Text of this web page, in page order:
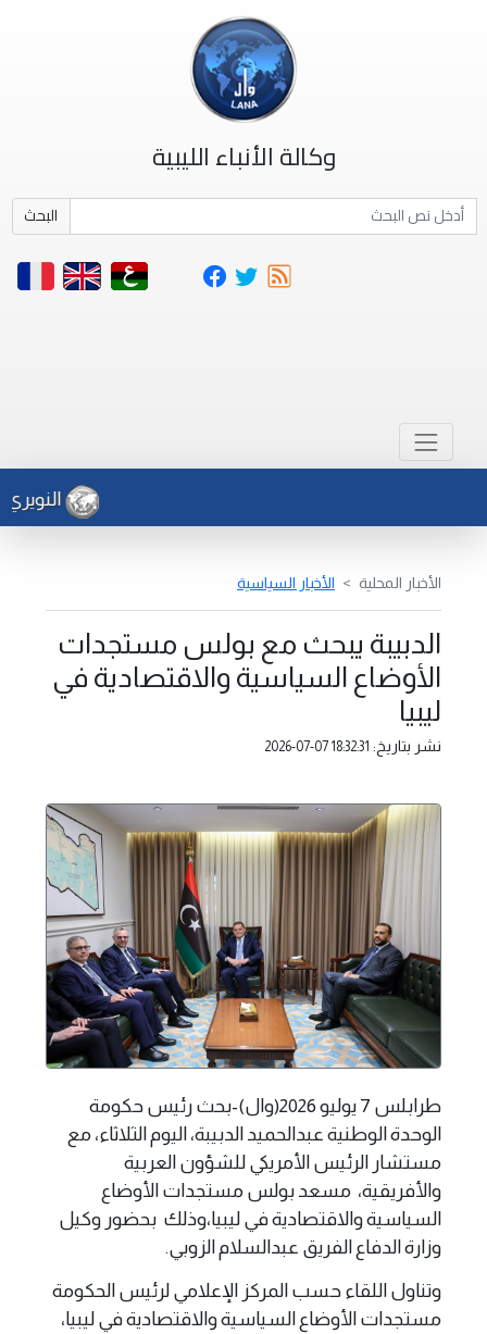
وكالة الأنباء الليبية
البحث
النويري
الأخبار المحلية الأخبار السياسية
الدبيبة يبحث مع بولس مستجدات
الأوضاع السياسية والاقتصادية في
ليبيا
نشر بتاريخ: 2026-07-07 18:32:31
طرابلس 7 يوليو 2026(وال)-بحث رئيس حكومة
الوحدة الوطنية عبدالحميد الدبيبة، اليوم الثلاثاء، مع
مستشار الرئيس الأمريكي للشؤون العربية
والأفريقية، مسعد بولس مستجدات الأوضاع
السياسية والاقتصادية في ليبيا،وذلك بحضور وكيل
وزارة الدفاع الفريق عبدالسلام الزوبي.
وتناول اللقاء حسب المركز الإعلامي لرئيس الحكومة
مستجدات الأوضاع السياسية والاقتصادية في ليبيا،